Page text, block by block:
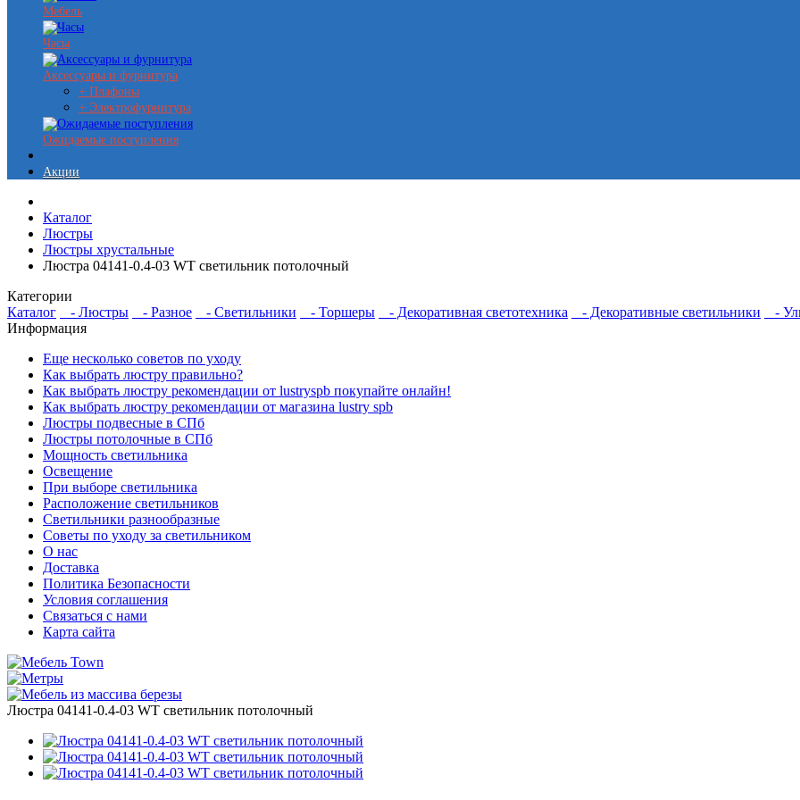
Мебель
Часы
Аксессуары и фурнитура
+ Плафоны
+ Электрофурнитура
Ожидаемые поступления
Акции
Каталог
Люстры
Люстры хрустальные
Люстра 04141-0.4-03 WT светильник потолочный
Категории
Каталог
- Люстры - Разное - Светильники - Торшеры - Декоративная светотехника - Декоративные светильники
-
Информация
Еще несколько советов по уходу
Как выбрать люстру правильно?
Как выбрать люстру рекомендации от lustryspb покупайте онлайн!
Как выбрать люстру рекомендации от магазина lustry spb
Люстры подвесные в СПб
Люстры потолочные в СПб
Мощность светильника
Освещение
При выборе светильника
Расположение светильников
Светильники разнообразные
Советы по уходу за светильником
О нас
Доставка
Политика Безопасности
Условия соглашения
Связаться с нами
Карта сайта
Люстра 04141-0.4-03 WT светильник потолочный